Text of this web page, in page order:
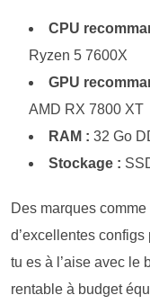
CPU
Ryzen 5 7600X
GPU
AMD RX 7800 XT
RAM : 32 Go
Stockage :
Des marques comme
d’excellentes
tu es à l’aise avec le
rentable à budget